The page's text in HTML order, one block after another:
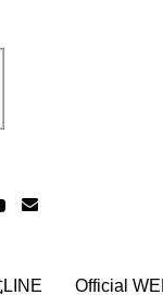
Official